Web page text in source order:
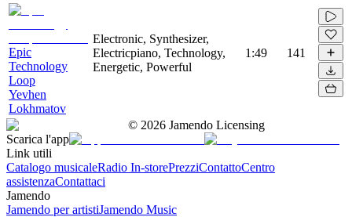
Epic
Technology
Loop
Yevhen
Lokhmatov
Electronic, Synthesizer,
Electricpiano, Technology,
Energetic, Powerful
1:49 141
© 2026 Jamendo Licensing
Scarica l'app
Link utili
Catalogo musicaleRadio In-storePrezziContattoCentro
assistenzaContattaci
Jamendo
Jamendo per artistiJamendo Music